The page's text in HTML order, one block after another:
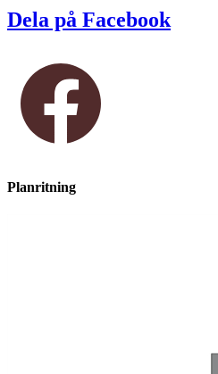
Dela på Facebook
Planritning